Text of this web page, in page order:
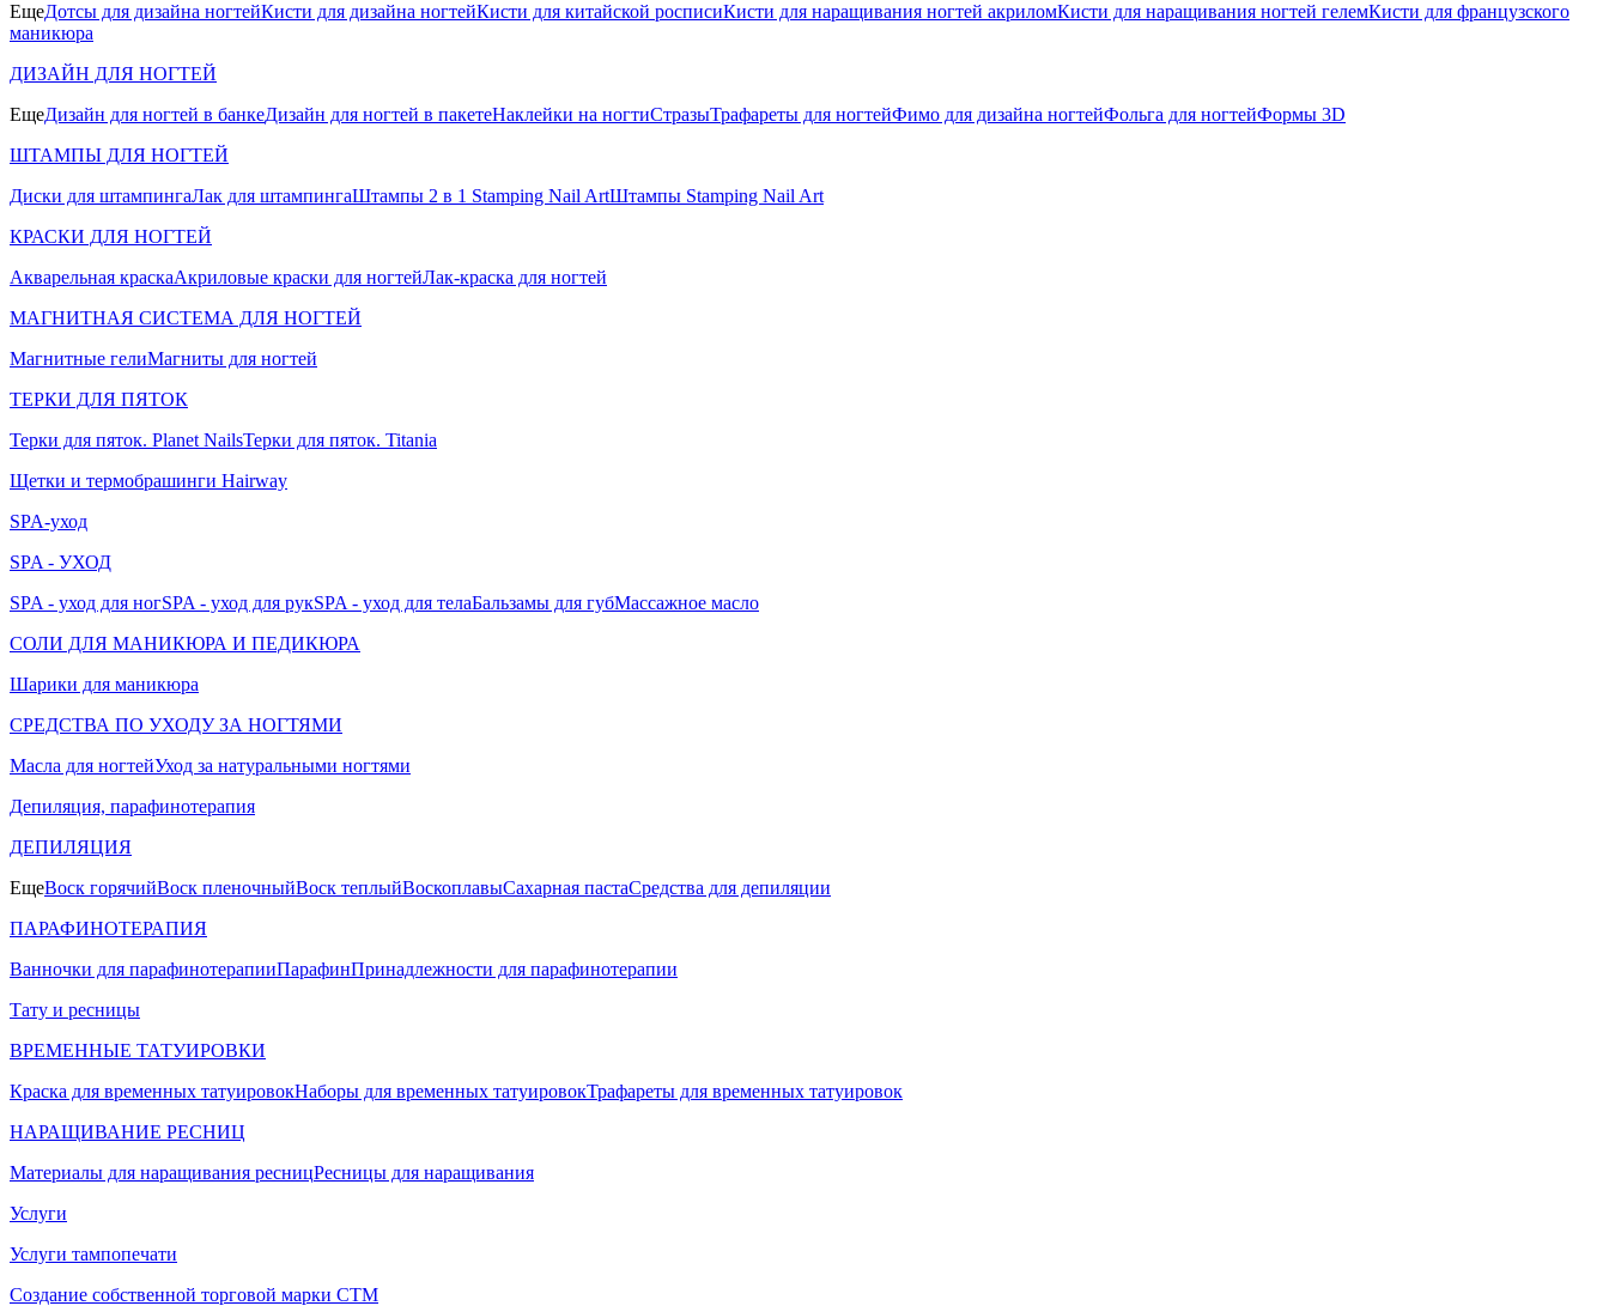
ЕщеДотсы для дизайна ногтейКисти для дизайна ногтейКисти для китайской росписиКисти для наращивания ногтей акриломКисти для наращивания ногтей гелемКисти для французского
маникюра
ДИЗАЙН ДЛЯ НОГТЕЙ
ЕщеДизайн для ногтей в банкеДизайн для ногтей в пакетеНаклейки на ногтиСтразыТрафареты для ногтейФимо для дизайна ногтейФольга для ногтейФормы 3D
ШТАМПЫ ДЛЯ НОГТЕЙ
Диски для штампингаЛак для штампингаШтампы 2 в 1 Stamping Nail ArtШтампы Stamping Nail Art
КРАСКИ ДЛЯ НОГТЕЙ
Акварельная краскаАкриловые краски для ногтейЛак-краска для ногтей
МАГНИТНАЯ СИСТЕМА ДЛЯ НОГТЕЙ
Магнитные гелиМагниты для ногтей
ТЕРКИ ДЛЯ ПЯТОК
Терки для пяток. Planet NailsТерки для пяток. Titania
Щетки и термобрашинги Hairway
SPA-уход
SPA - УХОД
SPA - уход для ногSPA - уход для рукSPA - уход для телаБальзамы для губМассажное масло
СОЛИ ДЛЯ МАНИКЮРА И ПЕДИКЮРА
Шарики для маникюра
СРЕДСТВА ПО УХОДУ ЗА НОГТЯМИ
Масла для ногтейУход за натуральными ногтями
Депиляция, парафинотерапия
ДЕПИЛЯЦИЯ
ЕщеВоск горячийВоск пленочныйВоск теплыйВоскоплавыСахарная пастаСредства для депиляции
ПАРАФИНОТЕРАПИЯ
Ванночки для парафинотерапииПарафинПринадлежности для парафинотерапии
Тату и ресницы
ВРЕМЕННЫЕ ТАТУИРОВКИ
Краска для временных татуировокНаборы для временных татуировокТрафареты для временных татуировок
НАРАЩИВАНИЕ РЕСНИЦ
Материалы для наращивания ресницРесницы для наращивания
Услуги
Услуги тампопечати
Создание собственной торговой марки СТМ